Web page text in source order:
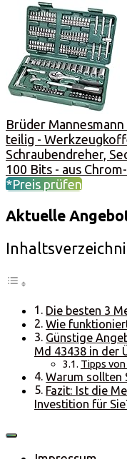
Brüder
teilig -
Schraubendreher,
100 Bits - aus
*Preis prüfen
Aktuelle
Die besten 3
Wie
Günstige
Md 43438 in der
Tipps
Warum sollten
Fazit: Ist die
Investition für